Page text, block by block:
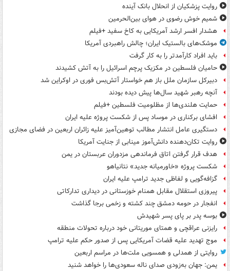
روایت پزشکیان از انحلال بانک آینده
شمیم خوش رضوی در هوای بین‌الحرمین
هشدار افسر ارشد آمریکایی به کاخ سفید +فیلم
موشک‌های بالستیک ایران؛ چالش راهبردی آمریکا
باید افراد کارآمدتر را به کار گرفت
حامیان فلسطین در مکزیک پرچم اسرائیل را به آتش کشیدند
دبیرکل سازمان ملل باز هم خواستار آتش‌بس فوری در اوکراین شد
آنچه رهبر شهید سال‌ها پیش دیده بودند
حمایت هلندی‌ها از مظلومیت فلسطین +فیلم
افشای برکناری در موساد پس از شکست پروژه علیه ایران
دستگیری عامل انتشار مطالب توهین‌آمیز علیه زائران اربعین در فضای مجازی
روایت تکان‌دهنده دانش‌آموز مینابی از جنایت آمریکا
هدف قرار گرفتن اتاق‌ فرماندهی مزدوران عربستان در یمن
شکست پروژه «خاورمیانه جدید» نتانیاهو
گزافه‌گویی و لفاظی جدید ترامپ علیه ایران
پیروزی استقلال مقابل همنام خوزستانی در دیداری تدارکاتی
انفجار در حومه دمشق چند کشته و زخمی برجا گذاشت
بوسه‌ پدر بر پای پسر شهیدش
رایزنی عراقچی و همتای موریتانی خود درباره تحولات منطقه
موج تهدید علیه قضات آمریکایی پس از صدور حکم علیه ترامپ
روایتی از همدلی و همسویی ملت‌ها در مراسم اربعین
یمن: جهان به‌زودی صدای ناله سعودی‌ها را خواهد شنید